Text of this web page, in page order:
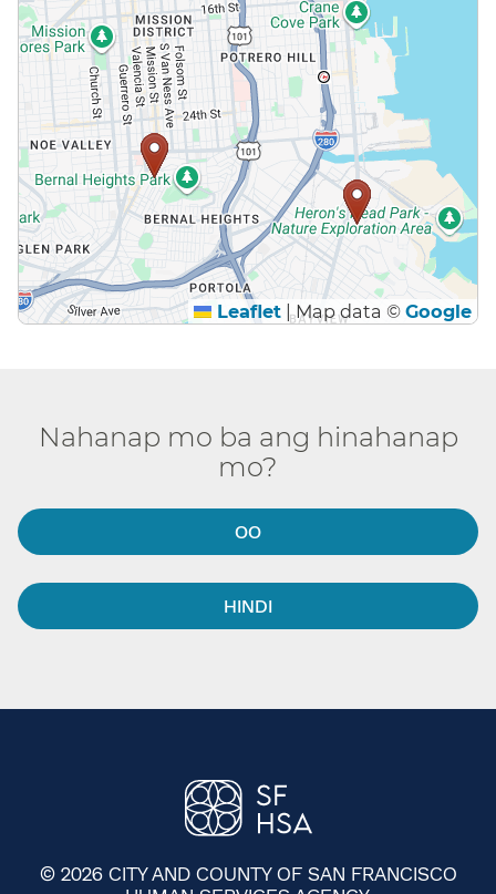
Leaflet |Map data © Google
Nahanap mo ba ang hinahanap
mo?​​
OO​​
HINDI​​
© 2026 CITY AND COUNTY OF SAN FRANCISCO